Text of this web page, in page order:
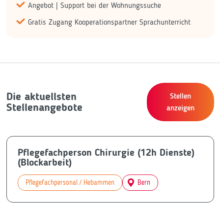
Angebot | Support bei der Wohnungssuche
Gratis Zugang Kooperationspartner Sprachunterricht
Die aktuellsten
Stellenangebote
Stellen
anzeigen
Pflegefachperson Chirurgie (12h Dienste)
(Blockarbeit)
Pflegefachpersonal / Hebammen Bern